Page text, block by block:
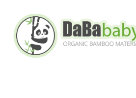
content